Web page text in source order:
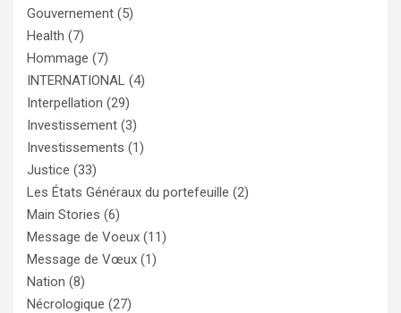
Gouvernement (5)
Health (7)
Hommage (7)
INTERNATIONAL (4)
Interpellation (29)
Investissement (3)
Investissements (1)
Justice (33)
Les États Généraux du portefeuille (2)
Main Stories (6)
Message de Voeux (11)
Message de Vœux (1)
Nation (8)
Nécrologique (27)